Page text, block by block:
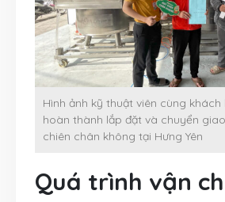
Hình ảnh kỹ thuật viên cùng khách
hoàn thành lắp đặt và chuyển
chiên chân không tại Hưng Yên
Quá trình vận